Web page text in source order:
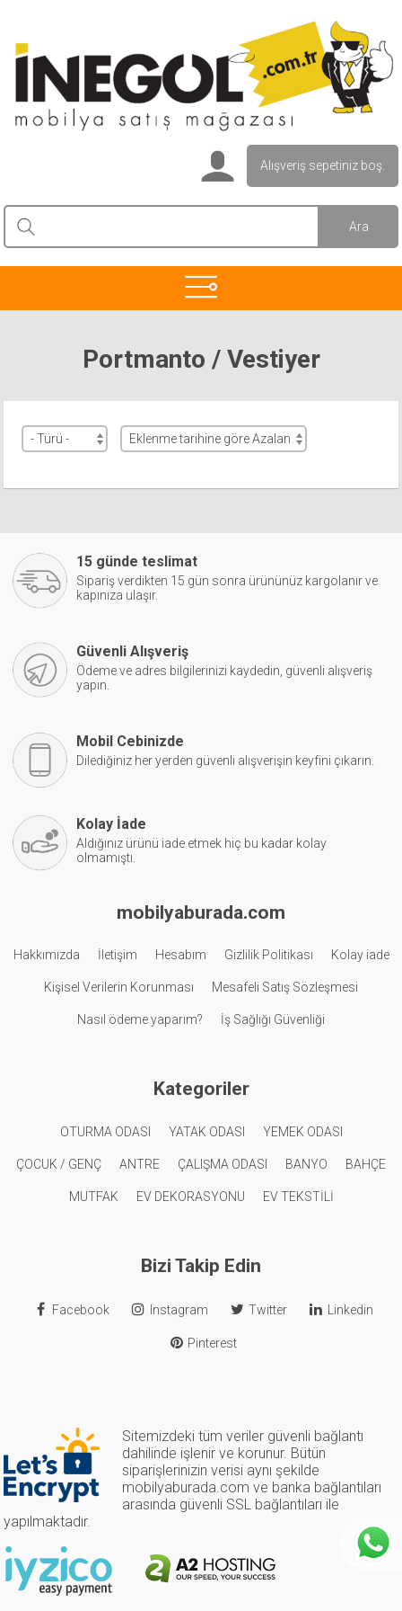
Alışveriş sepetiniz boş.
Portmanto / Vestiyer
15 günde teslimat
Sipariş verdikten 15 gün sonra ürününüz kargolanır ve
kapınıza ulaşır.
Güvenli Alışveriş
Ödeme ve adres bilgilerinizi kaydedin, güvenli alışveriş
yapın.
Mobil Cebinizde
Dilediğiniz her yerden güvenli alışverişin keyfini çıkarın.
Kolay İade
Aldığınız ürünü iade etmek hiç bu kadar kolay
olmamıştı.
mobilyaburada.com
Hakkımızda İletişim Hesabım Gizlilik Politikası Kolay iade
Kişisel Verilerin Korunması Mesafeli Satış Sözleşmesi
Nasıl ödeme yaparım? İş Sağlığı Güvenliği
Kategoriler
OTURMA ODASI YATAK ODASI YEMEK ODASI
ÇOCUK / GENÇ ANTRE ÇALIŞMA ODASI BANYO BAHÇE
MUTFAK EV DEKORASYONU EV TEKSTİLİ
Bizi Takip Edin
Facebook Instagram Twitter Linkedin
Pinterest
Sitemizdeki tüm veriler güvenli bağlantı
dahilinde işlenir ve korunur. Bütün
siparişlerinizin verisi aynı şekilde
mobilyaburada.com ve banka bağlantıları
arasında güvenli SSL bağlantıları ile
yapılmaktadır.